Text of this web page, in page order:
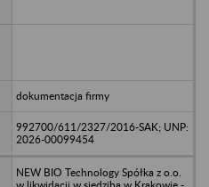
dokumentacja firmy
992700/611/2327/2016-SAK; UNP:
2026-00099454
NEW BIO Technology Spółka z o.o.